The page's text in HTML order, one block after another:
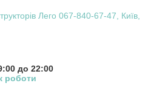
Лего 067-840-67-47, Київ,
до 22:00
роботи